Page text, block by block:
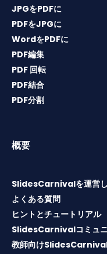
JPGをPDFに
PDFをJPGに
WordをPDFに
PDF編集
PDF 回転
PDF結合
PDF分割
概要
SlidesCarnivalを運営し
よくある質問
ヒントとチュートリアル
SlidesCarnivalコミュ
教師向け